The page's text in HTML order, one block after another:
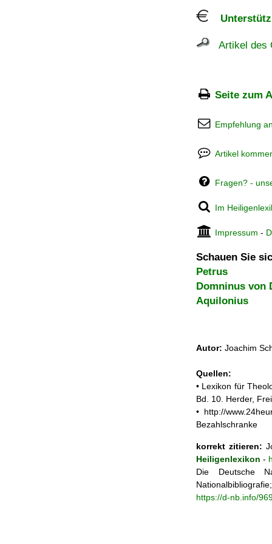
Artikel des
Seite zum
Empfehlung
Artikel
Fragen? -
Im
Impressum -
Schauen Sie
Petrus
Domninus von
Aquilonius
Autor: Joachim
Quellen:
• Lexikon für
Bd. 10. Herder,
• http://
Bezahlschranke
korrekt zitieren:
Heiligenlexikon -
Die Deutsche
https://d-nb.info/